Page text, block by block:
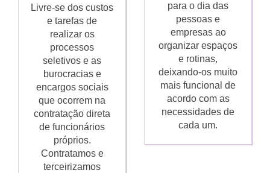
Livre-se dos custos
e tarefas de
realizar os
processos
seletivos e as
burocracias e
encargos sociais
que ocorrem na
contratação direta
de funcionários
próprios.
Contratamos e
terceirizamos
para o dia das
pessoas e
empresas ao
organizar espaços
e rotinas,
deixando-os muito
mais funcional de
acordo com as
necessidades de
cada um.